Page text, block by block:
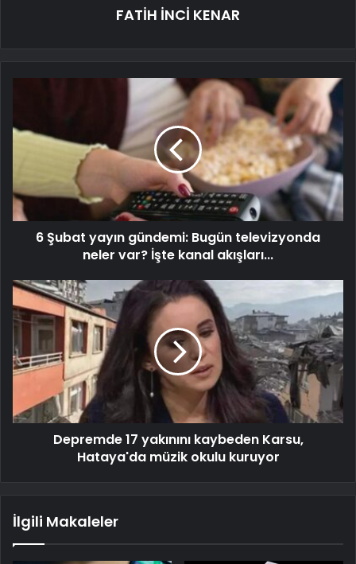
FATİH İNCİ KENAR
6 Şubat yayın gündemi: Bugün televizyonda
neler var? İşte kanal akışları...
Depremde 17 yakınını kaybeden Karsu,
Hataya'da müzik okulu kuruyor
İlgili Makaleler